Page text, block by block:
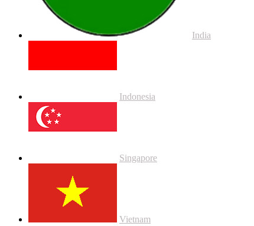
India
Indonesia
Singapore
Vietnam